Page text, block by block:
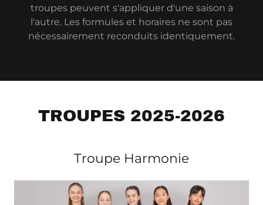
troupes peuvent s'appliquer d'une saison à
l'autre. Les formules et horaires ne sont pas
nécessairement reconduits identiquement.
TROUPES 2025-2026
Troupe Harmonie